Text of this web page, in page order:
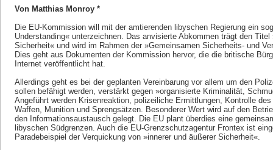
Von Matthias Monroy *
Die EU-Kommission will mit der amtierenden libyschen Regierung ein
Understanding« unterzeichnen. Das anvisierte Abkommen trägt den
Sicherheit« und wird im Rahmen der »Gemeinsamen Sicherheits- und
Dies geht aus Dokumenten der Kommission hervor, die die britische
Internet veröffentlicht hat.
Allerdings geht es bei der geplanten Vereinbarung vor allem um den
sollen befähigt werden, verstärkt gegen »organisierte Kriminalität,
Angeführt werden Krisenreaktion, polizeiliche Ermittlungen, Kontrolle
Waffen, Munition und Sprengsätzen. Besonderer Wert wird auf den
den Informationsaustausch gelegt. Die EU plant überdies eine
libyschen Südgrenzen. Auch die EU-Grenzschutzagentur Frontex ist
Paradebeispiel der Verquickung von »innerer und äußerer Sicherheit«.